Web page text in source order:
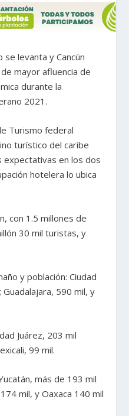
se levanta y Cancún
mayor afluencia de
durante la
2021.
Turismo federal
turístico del caribe
expectativas en los dos
hotelera lo ubica
con 1.5 millones de
30 mil turistas, y
y población: Ciudad
590 mil, y
Juárez, 203 mil
99 mil.
más de 193 mil
mil, y Oaxaca 140 mil